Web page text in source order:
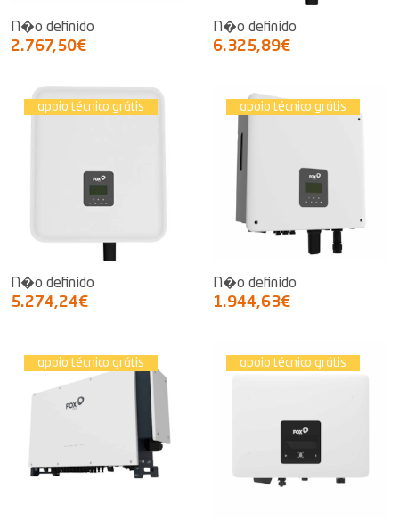
N�o definido
2.767,50€
N�o definido
6.325,89€
apoio técnico grátis
N�o definido
5.274,24€
apoio técnico grátis
N�o definido
1.944,63€
apoio técnico grátis apoio técnico grátis